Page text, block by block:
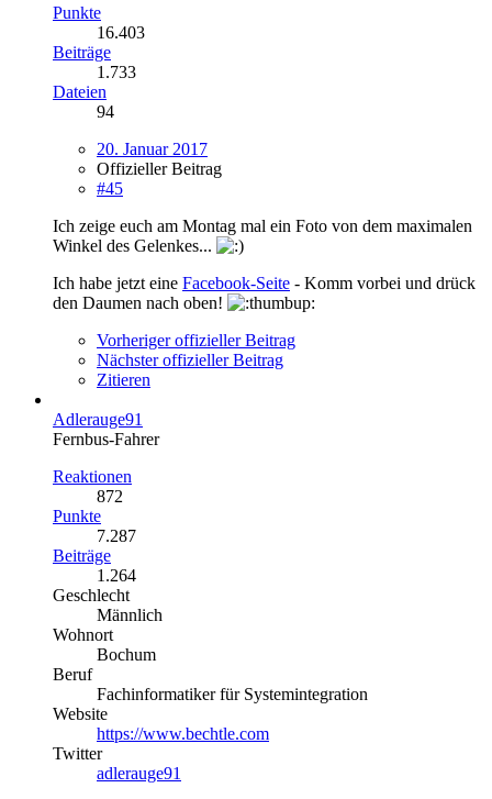
Punkte
16.403
Beiträge
1.733
Dateien
94
20. Januar 2017
Offizieller Beitrag
#45
Ich zeige euch am Montag mal ein Foto von dem maximalen
Winkel des Gelenkes...
Ich habe jetzt eine Facebook-Seite - Komm vorbei und drück
den Daumen nach oben!
Vorheriger offizieller Beitrag
Nächster offizieller Beitrag
Zitieren
Adlerauge91
Fernbus-Fahrer
Reaktionen
872
Punkte
7.287
Beiträge
1.264
Geschlecht
Männlich
Wohnort
Bochum
Beruf
Fachinformatiker für Systemintegration
Website
https://www.bechtle.com
Twitter
adlerauge91